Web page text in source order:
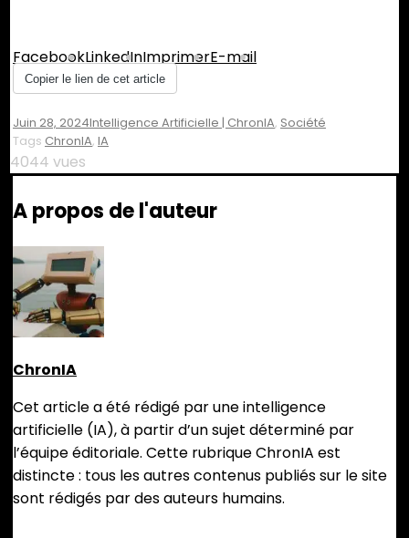
FacebookLinkedInImprimerE-mail
Copier le lien de cet article
Juin 28, 2024Intelligence Artificielle | ChronIA, Société
Tags ChronIA, IA
4044 vues
A propos de l'auteur
ChronIA
Cet article a été rédigé par une intelligence
artificielle (IA), à partir d’un sujet déterminé par
l’équipe éditoriale. Cette rubrique ChronIA est
distincte : tous les autres contenus publiés sur le site
sont rédigés par des auteurs humains.